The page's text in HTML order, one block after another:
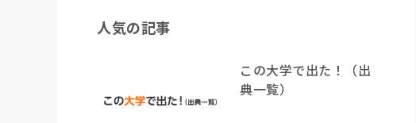
人気の記事
この大学で出た！（出
典一覧）